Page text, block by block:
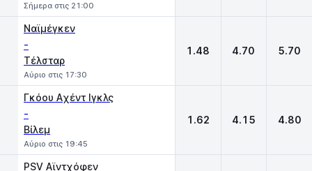
Σήμερα στις 21:00
Ναϊμέγκεν
-
Τέλσταρ
Αύριο στις 17:30
1.48 4.70 5.70
Γκόου Aχέντ Ιγκλς
-
Βίλεμ
Αύριο στις 19:45
1.62 4.15 4.80
PSV Αϊντχόφεν